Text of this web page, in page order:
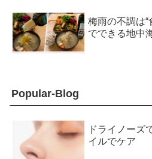
梅雨の不調は“
でできる地中
Popular-Blog
ドライノーズ
イルでケア